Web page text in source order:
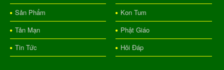
Sản Phẩm
Kon Tum
Tản Mạn
Phật Giáo
Tin Tức
Hỏi Đáp